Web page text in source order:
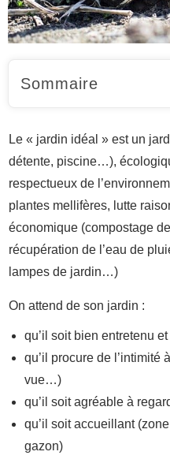
Sommaire
Le « jardin idéal » est un
détente, piscine…),
respectueux de
plantes mellifères, lutte
économique (compostage
récupération de l’eau de
lampes de jardin…)
On attend de son jardin :
qu’il soit bien entretenu
qu’il procure de l’intimité
vue…)
qu’il soit agréable à
qu’il soit accueillant
gazon)